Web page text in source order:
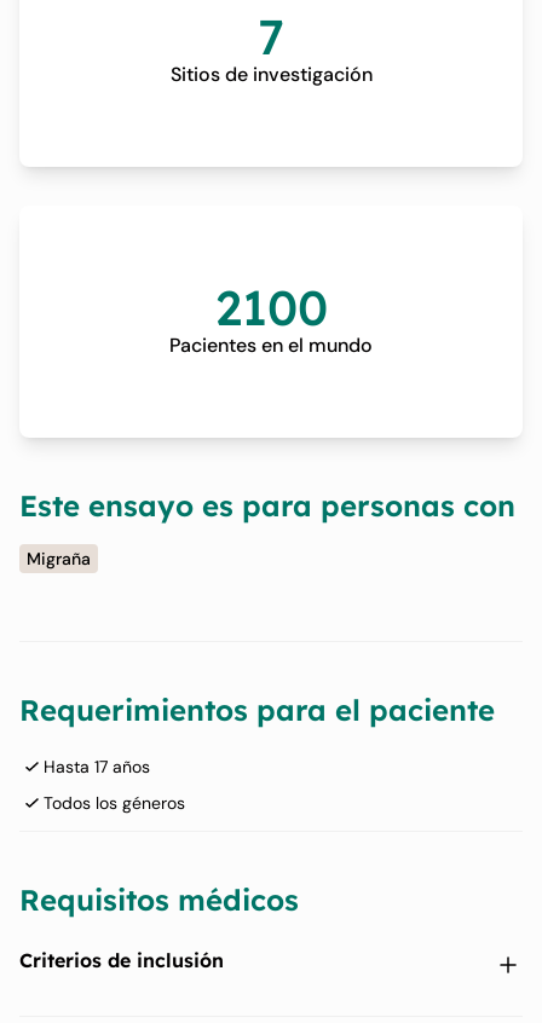
7
Sitios de investigación
2100
Pacientes en el mundo
Este ensayo es para personas con
Migraña
Requerimientos para el paciente
Hasta 17 años
Todos los géneros
Requisitos médicos
Criterios de inclusión